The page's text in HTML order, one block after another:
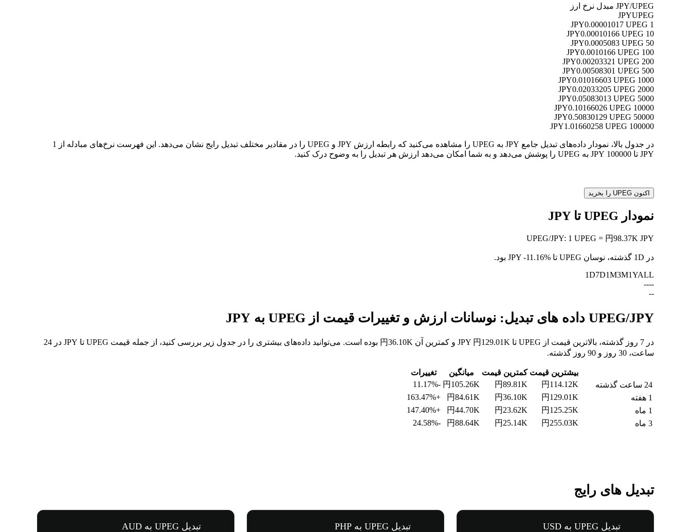
JPY/UPEG مبدل نرخ ارز
JPYUPEG
1 JPY
0.00001017 UPEG
10 JPY
0.00010166 UPEG
50 JPY
0.0005083 UPEG
100 JPY
0.0010166 UPEG
200 JPY
0.00203321 UPEG
500 JPY
0.00508301 UPEG
1000 JPY
0.01016603 UPEG
2000 JPY
0.02033205 UPEG
5000 JPY
0.05083013 UPEG
10000 JPY
0.10166026 UPEG
50000 JPY
0.50830129 UPEG
100000 JPY
1.01660258 UPEG
در جدول بالا، نمودار داده‌های تبدیل جامع JPY به UPEG را مشاهده می‌کنید که رابطه ارزش JPY و UPEG را در مقادیر مختلف تبدیل رایج نشان می‌دهد. این فهرست نرخ‌های مبادله از 1
JPY تا 100000 JPY به UPEG را پوشش می‌دهد و به شما امکان می‌دهد ارزش هر تبدیل را به وضوح درک کنید.
اکنون UPEG را بخرید
نمودار UPEG تا JPY
UPEG/JPY: 1 UPEG = 円98.37K JPY
در 1D گذشته، نوسان UPEG تا JPY -11.16%
بود.
1D7D1M3M1YALL
--
--
--
UPEG/JPY داده های تبدیل: نوسانات ارزش و تغییرات قیمت از UPEG به JPY
در 7 روز گذشته، بالاترین قیمت از UPEG تا JPY 円129.01K و کمترین آن 円36.10K بوده است. می‌توانید داده‌های بیشتری را در جدول زیر بررسی کنید، از جمله قیمت UPEG تا JPY در 24
ساعت، 30 روز و 90 روز گذشته.
بیشترین قیمت کمترین قیمت میانگین
تغییرات
24 ساعت گذشته
円114.12K
円89.81K
円105.26K
-11.17%
1 هفته
円129.01K
円36.10K
円84.61K
+163.47%
1 ماه
円125.25K
円23.62K
円44.70K
+147.40%
3 ماه
円255.03K
円25.14K
円88.64K
-24.58%
تبدیل های رایج
تبدیل UPEG به USD تبدیل UPEG به PHP تبدیل UPEG به AUD